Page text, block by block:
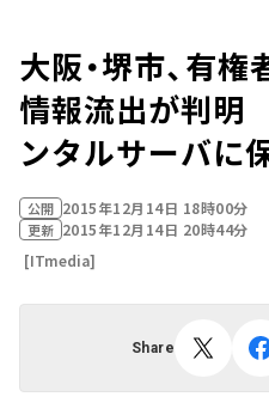
大阪・堺市、有
情報流出が判
ンタルサーバ
公開 2015年12月14日 18時00分
更新 2015年12月14日 20時44分
[ITmedia]
Share